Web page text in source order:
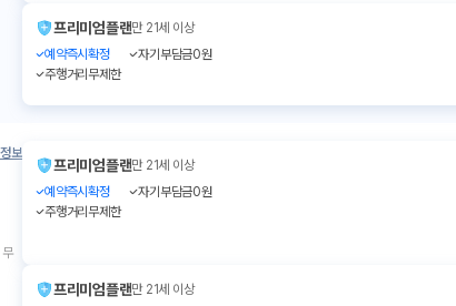
프리미엄플랜만 21세 이상
예약즉시확정
자기부담금0원
주행거리무제한
보
프리미엄플랜만 21세 이상
예약즉시확정
자기부담금0원
주행거리무제한
프리미엄플랜만 21세 이상